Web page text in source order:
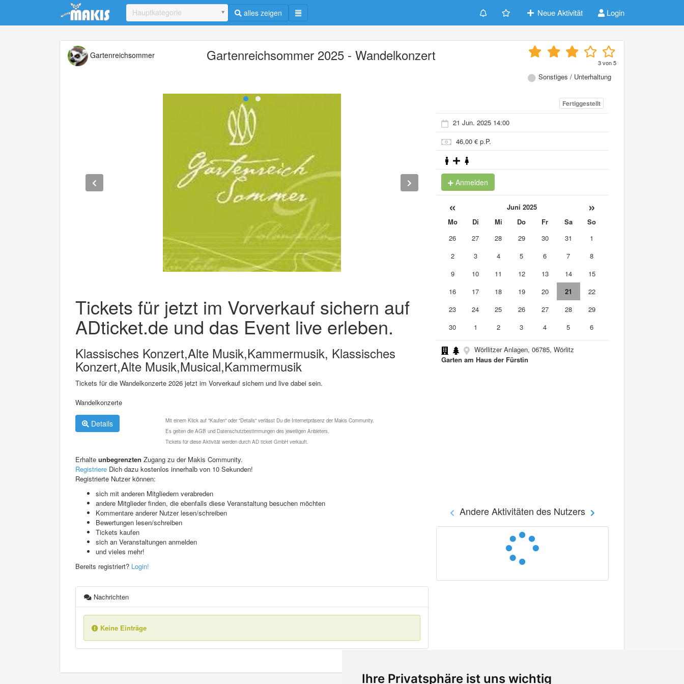
Ihre Privatsphäre ist uns wichtig
Update cookies preferences
Hauptkategorie alles zeigen Neue Aktivität Login
Gartenreichsommer Gartenreichsommer 2025 - Wandelkonzert 3von5
Sonstiges / Unterhaltung
Tickets für jetzt im Vorverkauf sichern auf
ADticket.de und das Event live erleben.
Klassisches Konzert,Alte Musik,Kammermusik, Klassisches
Konzert,Alte Musik,Musical,Kammermusik
Tickets für die Wandelkonzerte 2026 jetzt im Vorverkauf sichern und live dabei sein.
Wandelkonzerte
Details
Mit einem Klick auf "Kaufen" oder "Details" verlässt Du die Internetpräsenz der Makis Community.
Es gelten die AGB und Datenschutzbestimmungen des jeweiligen Anbieters.
Tickets für diese Aktivität werden durch AD ticket GmbH verkauft.
Erhalte unbegrenzten Zugang zu der Makis Community.
Registriere Dich dazu kostenlos innerhalb von 10 Sekunden!
Registrierte Nutzer können:
sich mit anderen Mitgliedern verabreden
andere Mitglieder finden, die ebenfalls diese Veranstaltung besuchen möchten
Kommentare anderer Nutzer lesen/schreiben
Bewertungen lesen/schreiben
Tickets kaufen
sich an Veranstaltungen anmelden
und vieles mehr!
Bereits registriert? Login!
Nachrichten
Keine Einträge
Fertiggestellt
21 Jun. 2025 14:00
46,00 € p.P.
Anmelden
« Juni 2025 »
Mo Di Mi Do Fr Sa
So
26
27 28 29 30 31
1
2
3 4 5 6 7
8
9
10 11 12 13 14
15
16
17 18 19 20 21
22
23
24 25 26 27 28
29
30
1 2 3 4 5 6
Wörllitzer Anlagen, 06785, Wörlitz
Garten am Haus der Fürstin
Andere Aktivitäten des Nutzers